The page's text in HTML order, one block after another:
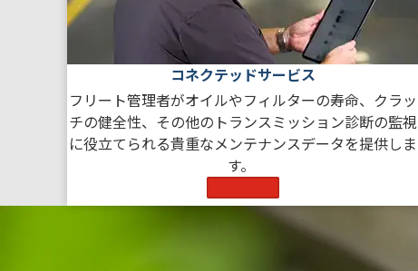
コネクテッドサービス
フリート管理者がオイルやフィルターの寿命、クラッ
チの健全性、その他のトランスミッション診断の監視
に役立てられる貴重なメンテナンスデータを提供しま
す。